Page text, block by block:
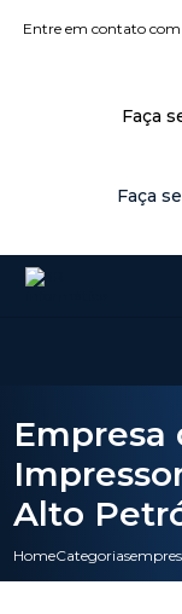
Entre em contato com
Faça
Faça
HomeCategorias
Empresa
Alto